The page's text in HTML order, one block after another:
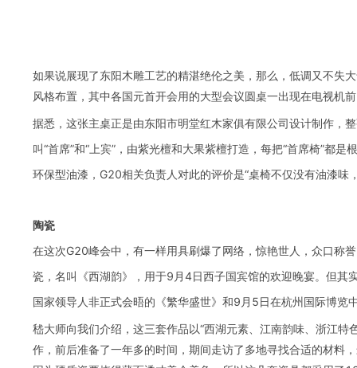
如果说展现了东阳木雕工艺的精湛绝伦之美，那么，低调又不失
风格布置，其中各国元首开会用的大型会议圆桌一出现在电视机
据悉，这张主桌正是由东阳市明堂红木家俱有限公司设计制作，
叫“首席”和“上宾”，由紫光檀和大果紫檀打造，每把“首席椅”都
环保型油漆，G20相关负责人对此的评价是“桌椅不仅没有油漆味
陶瓷
在这次G20峰会中，有一样用具刷爆了网络，惊艳世人，众口称
瓷，名叫《西湖韵》，用于9月4日西子国宾馆的欢迎晚宴。但
国家领导人非正式会晤的《繁华盛世》和9月5日在杭州国际博览
嵇大师向我们介绍，这三套作品以“西湖元素、江南韵味、浙江
作，前后准备了一年多的时间，期间走访了多地寻找合适的材料